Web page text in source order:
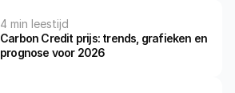
4 min leestijd
Carbon Credit prijs: trends, grafieken en
prognose voor 2026